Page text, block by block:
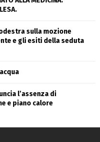
sulla mozione
e gli esiti della seduta
l’assenza di
e piano calore